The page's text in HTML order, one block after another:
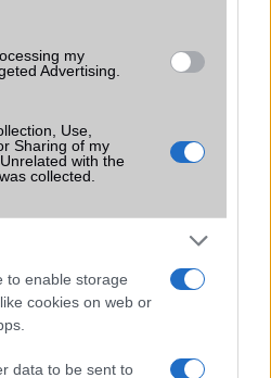
my
Advertising.
Use,
Sharing of my
with the
collected.
to enable storage
cookies on web or
data to be sent to
IP54
1,16
2026-07-13 19:00:00
ajánlatok